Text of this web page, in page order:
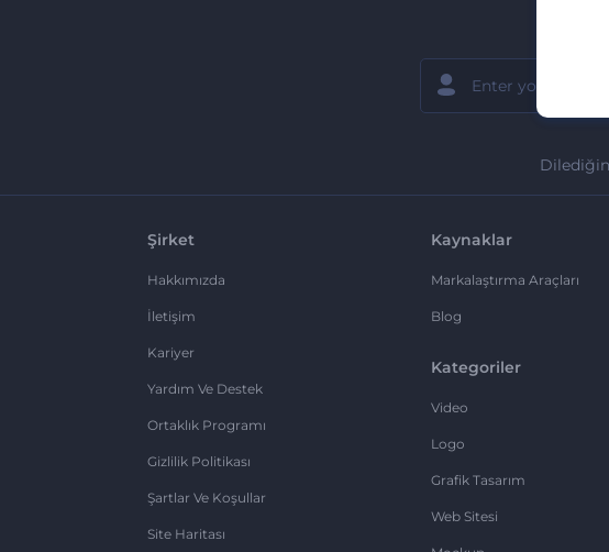
Şirket
Hakkımızda
İletişim
Kariyer
Yardım Ve Destek
Ortaklık Programı
Gizlilik Politikası
Şartlar Ve Koşullar
Site Haritası
Kaynaklar
Markalaştırma Araçları
Blog
Kategoriler
Video
Logo
Grafik Tasarım
Web Sitesi